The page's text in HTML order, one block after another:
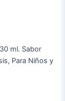
ml. Sabor
Para Niños y